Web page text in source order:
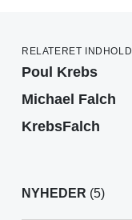
RELATERET INDHOLD
Poul Krebs
Michael Falch
KrebsFalch
NYHEDER (5)